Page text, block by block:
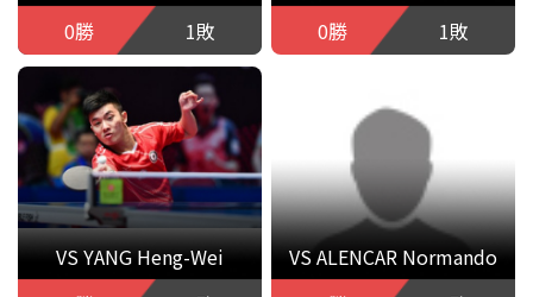
0勝
1敗
0勝
1敗
VS YANG Heng-Wei
VS ALENCAR Normando